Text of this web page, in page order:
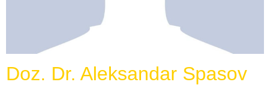
Doz. Dr. Aleksandar Spasov